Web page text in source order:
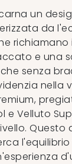
un
da
richiamano
e una
senza
nella
e Velluto
Questo